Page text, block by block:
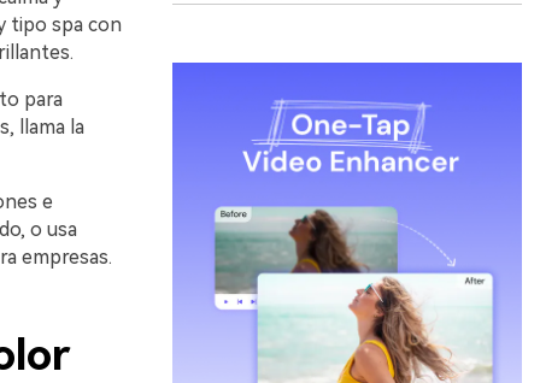
tipo spa con
para
llama la
e
o usa
empresas.
IA
100 %